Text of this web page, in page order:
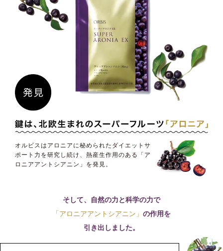
オルビスはアロニアに秘められたダイエットサ
ポート力を研究し続け、熱産生作用のある「ア
ロニアアントシアニン」を発見。
そして、自然の力と科学の力で
「アロニアアントシアニン」 の作用を
引き出しました。